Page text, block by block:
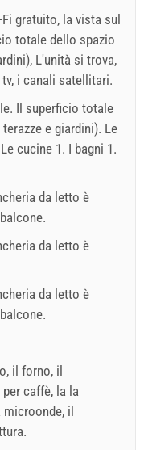
Fi gratuito, la vista sul
totale dello spazio
L'unità si trova,
tv, i canali satellitari.
Il superficio totale
e giardini). Le
cucine 1. I bagni 1.
da letto è
da letto è
da letto è
, il forno, il
caffè, la la
microonde, il
.